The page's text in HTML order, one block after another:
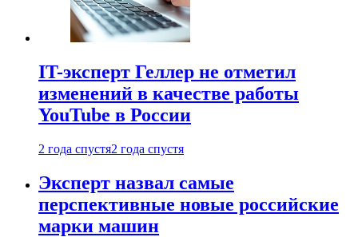
IT-эксперт Геллер не отметил
изменений в качестве работы
YouTube в России
2 года спустя2 года спустя
Эксперт назвал самые
перспективные новые российские
марки машин